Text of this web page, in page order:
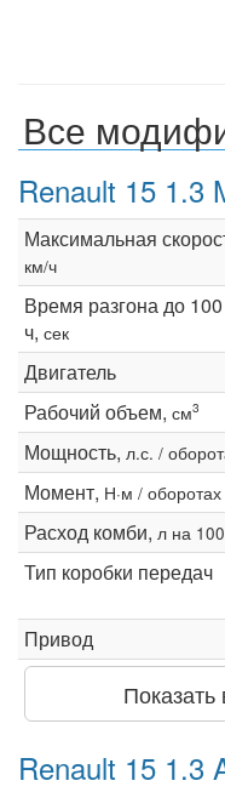
Все
Renault 15 1.3
Максимальная
км/ч
Время разгона до
ч, сек
Двигатель
Рабочий объем, см3
Мощность, л.с. /
Момент, Н·м / оборотах
Расход комби, л на
Тип коробки передач
Привод
Показать
Renault 15 1.3